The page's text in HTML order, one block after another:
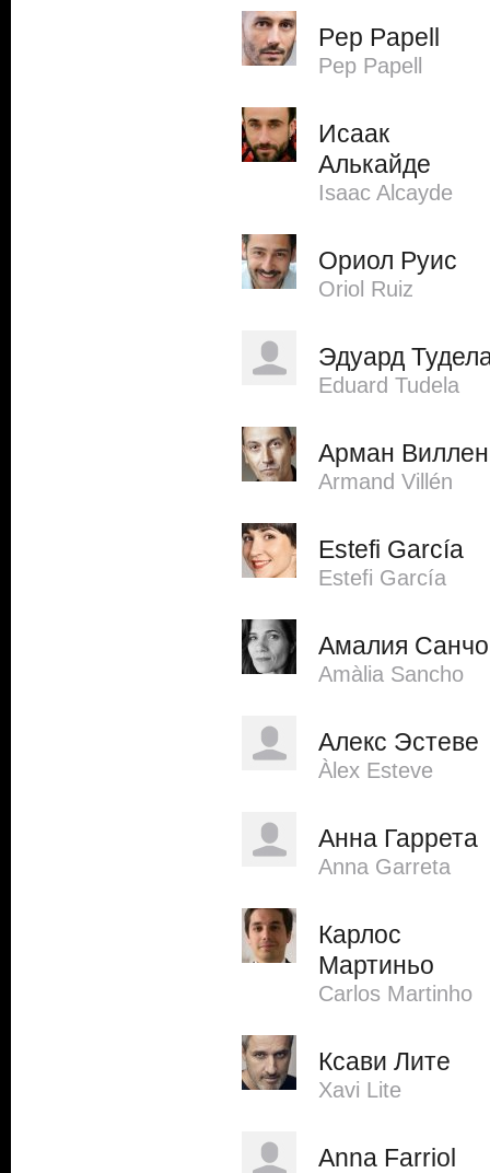
Pep Papell
Pep Papell
Исаак
Алькайде
Isaac Alcayde
Ориол Руис
Oriol Ruiz
Эдуард
Eduard Tudela
Арман Виллен
Armand Villén
Estefi García
Estefi García
Амалия Санчо
Amàlia Sancho
Алекс Эстеве
Àlex Esteve
Анна Гаррета
Anna Garreta
Карлос
Мартиньо
Carlos Martinho
Ксави Лите
Xavi Lite
Anna Farriol